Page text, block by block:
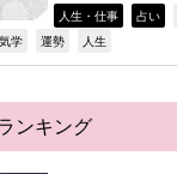
人生・仕事 占い
学 運勢 人生
ンキング